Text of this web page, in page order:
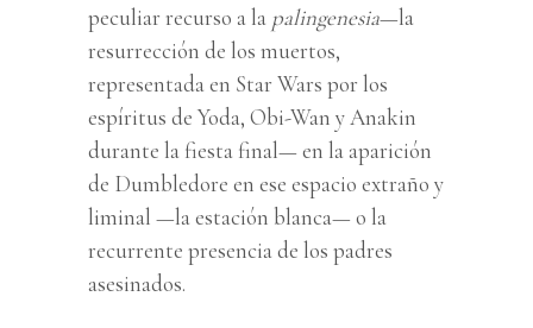
peculiar recurso a la palingenesia—la
resurrección de los muertos,
representada en Star Wars por los
espíritus de Yoda, Obi-Wan y Anakin
durante la fiesta final— en la aparición
de Dumbledore en ese espacio extraño y
liminal —la estación blanca— o la
recurrente presencia de los padres
asesinados.